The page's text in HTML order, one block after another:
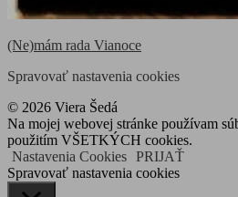
Navigácia
v
článku
(Ne)mám rada Vianoce
Spravovať nastavenia cookies
© 2026 Viera Šedá
Na mojej webovej stránke používam
použitím VŠETKÝCH cookies.
Nastavenia Cookies PRIJAŤ
Spravovať nastavenia cookies